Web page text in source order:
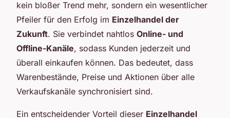
kein bloßer Trend mehr, sondern ein wesentlicher
Pfeiler für den Erfolg im Einzelhandel der
Zukunft. Sie verbindet nahtlos Online- und
Offline-Kanäle, sodass Kunden jederzeit und
überall einkaufen können. Das bedeutet, dass
Warenbestände, Preise und Aktionen über alle
Verkaufskanäle synchronisiert sind.
Ein entscheidender Vorteil dieser Einzelhandel